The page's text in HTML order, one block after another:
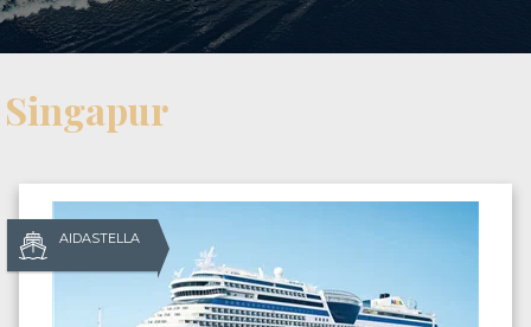
Singapur
AIDASTELLA